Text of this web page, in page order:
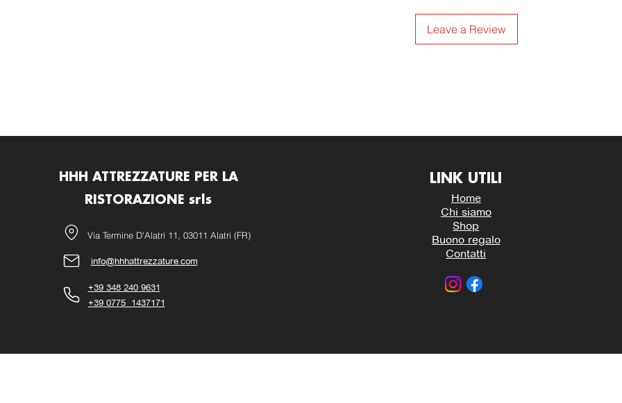
Leave a Review
HHH ATTREZZATURE PER LA
RISTORAZIONE srls
Via Termine D'Alatri 11, 03011 Alatri (FR)
info@hhhattrezzature.com
+39 348 240 9631
+39 0775 1437171
LINK UTILI
Home
Chi siamo
Shop
Buono regalo
Contatti